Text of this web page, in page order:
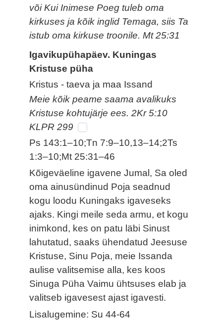
või Kui Inimese Poeg tuleb oma
kirkuses ja kõik inglid Temaga, siis Ta
istub oma kirkuse troonile. Mt 25:31
Igavikupühapäev. Kuningas
Kristuse püha
Kristus - taeva ja maa Issand
Meie kõik peame saama avalikuks
Kristuse kohtujärje ees. 2Kr 5:10
KLPR 299
Ps 143:1–10;Tn 7:9–10,13–14;2Ts
1:3–10;Mt 25:31–46
Kõigeväeline igavene Jumal, Sa oled
oma ainusündinud Poja seadnud
kogu loodu Kuningaks igaveseks
ajaks. Kingi meile seda armu, et kogu
inimkond, kes on patu läbi Sinust
lahutatud, saaks ühendatud Jeesuse
Kristuse, Sinu Poja, meie Issanda
aulise valitsemise alla, kes koos
Sinuga Püha Vaimu ühtsuses elab ja
valitseb igavesest ajast igavesti.
Lisalugemine: Su 44-64